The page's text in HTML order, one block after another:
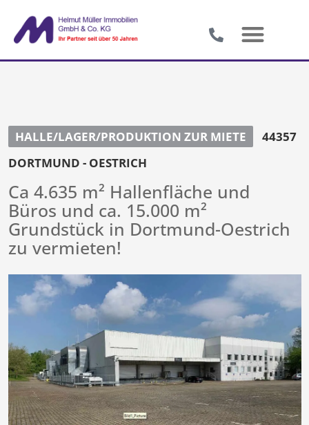
HALLE/LAGER/PRODUKTION ZUR MIETE
44357
DORTMUND - OESTRICH
Ca 4.635 m² Hallenfläche und
Büros und ca. 15.000 m²
Grundstück in Dortmund-Oestrich
zu vermieten!